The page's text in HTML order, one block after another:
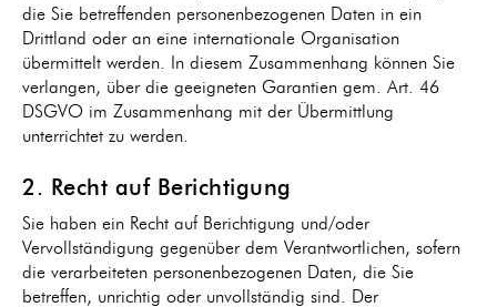
die Sie betreffenden personenbezogenen Daten in ein
Drittland oder an eine internationale Organisation
übermittelt werden. In diesem Zusammenhang können Sie
verlangen, über die geeigneten Garantien gem. Art. 46
DSGVO im Zusammenhang mit der Übermittlung
unterrichtet zu werden.
2. Recht auf Berichtigung
Sie haben ein Recht auf Berichtigung und/oder
Vervollständigung gegenüber dem Verantwortlichen, sofern
die verarbeiteten personenbezogenen Daten, die Sie
betreffen, unrichtig oder unvollständig sind. Der